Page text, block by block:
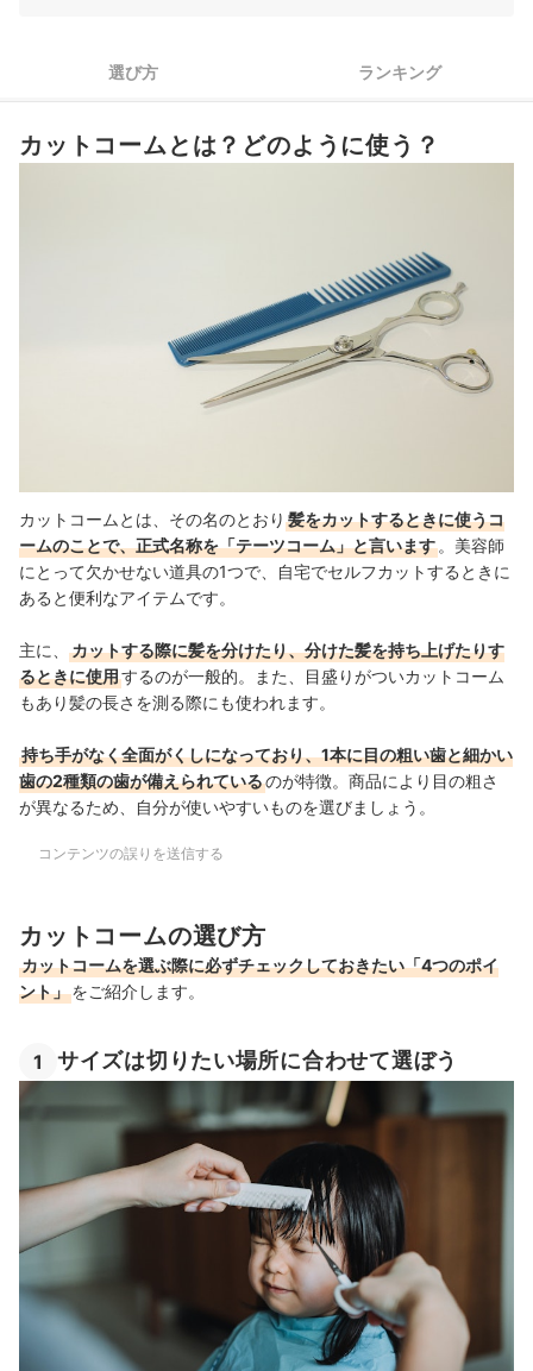
カットコーム全21商品おすすめ人気ランキング
セルフカットに！カットコームを使うコツは？
選び方 ランキング
カットコームとは？どのように使う？
カットコームとは、その名のとおり 髪をカットするときに使うコ
ームのことで、正式名称を「テーツコーム」と言います 。美容師
にとって欠かせない道具の1つで、自宅でセルフカットするときに
あると便利なアイテムです。
主に、
カットする際に髪を分けたり、分けた髪を持ち上げたりす
るときに使用するのが一般的。また、目盛りがついカットコーム
もあり髪の長さを測る際にも使われます。
持ち手がなく全面がくしになっており、1本に目の粗い歯と細かい
歯の2種類の歯が備えられているのが特徴。商品により目の粗さ
が異なるため、自分が使いやすいものを選びましょう。
コンテンツの誤りを送信する
カットコームの選び方
カットコームを選ぶ際に必ずチェックしておきたい「4つのポイ
ント」をご紹介します。
1 サイズは切りたい場所に合わせて選ぼう